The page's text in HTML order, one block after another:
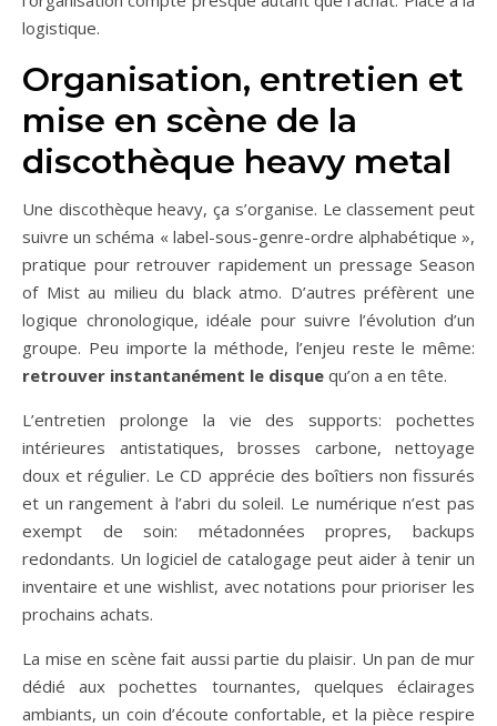
logistique.
Organisation, entretien et
mise en scène de la
discothèque heavy metal
Une discothèque heavy, ça s’organise. Le classement peut
suivre un schéma « label-sous-genre-ordre alphabétique »,
pratique pour retrouver rapidement un pressage Season
of Mist au milieu du black atmo. D’autres préfèrent une
logique chronologique, idéale pour suivre l’évolution d’un
groupe. Peu importe la méthode, l’enjeu reste le même:
retrouver instantanément le disque qu’on a en tête.
L’entretien prolonge la vie des supports: pochettes
intérieures antistatiques, brosses carbone, nettoyage
doux et régulier. Le CD apprécie des boîtiers non fissurés
et un rangement à l’abri du soleil. Le numérique n’est pas
exempt de soin: métadonnées propres, backups
redondants. Un logiciel de catalogage peut aider à tenir un
inventaire et une wishlist, avec notations pour prioriser les
prochains achats.
La mise en scène fait aussi partie du plaisir. Un pan de mur
dédié aux pochettes tournantes, quelques éclairages
ambiants, un coin d’écoute confortable, et la pièce respire